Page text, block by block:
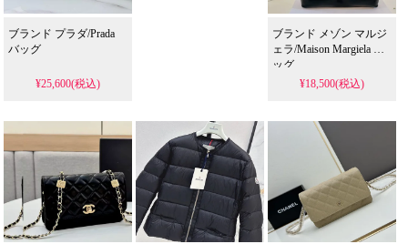
ブランド プラダ/Prada
バッグ
¥25,600(税込)
ブランド メゾン マルジ
ェラ/Maison Margiela バ
ッグ
¥18,500(税込)